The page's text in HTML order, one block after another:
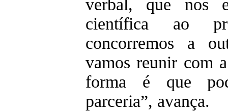
verbal, que nos
científica ao
concorremos a
vamos reunir com
forma é que
parceria”, avança.